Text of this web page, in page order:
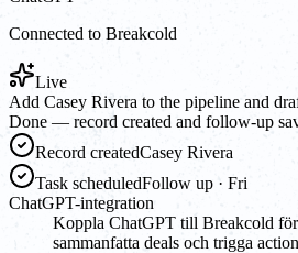
Connected to Breakcold
Live
Add Casey Rivera to the pipeline and
Done — record created and follow-up
Record createdCasey Rivera
Task scheduledFollow up · Fri
ChatGPT-integration
Koppla ChatGPT till Breakcold
sammanfatta deals och trigga